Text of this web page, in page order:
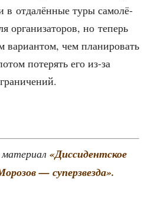
в отда­лён­ные туры само­лё­
орга­ни­за­то­ров, но теперь
вари­ан­том, чем пла­ни­ро­вать
поте­рять его из-за
«Дис­си­дент­ское
— суперзвезда».